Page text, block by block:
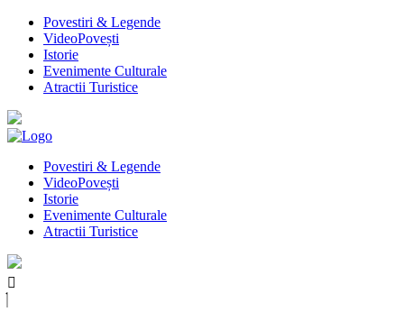
Povestiri & Legende
VideoPovești
Istorie
Evenimente Culturale
Atractii Turistice
Povestiri & Legende
VideoPovești
Istorie
Evenimente Culturale
Atractii Turistice